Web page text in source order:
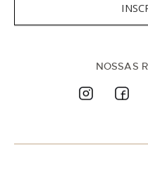
-
NOSSAS